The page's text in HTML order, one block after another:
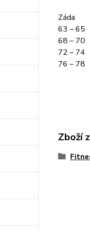
Záda
63 – 65
68 – 70
72 – 74
76 – 78
Zboží